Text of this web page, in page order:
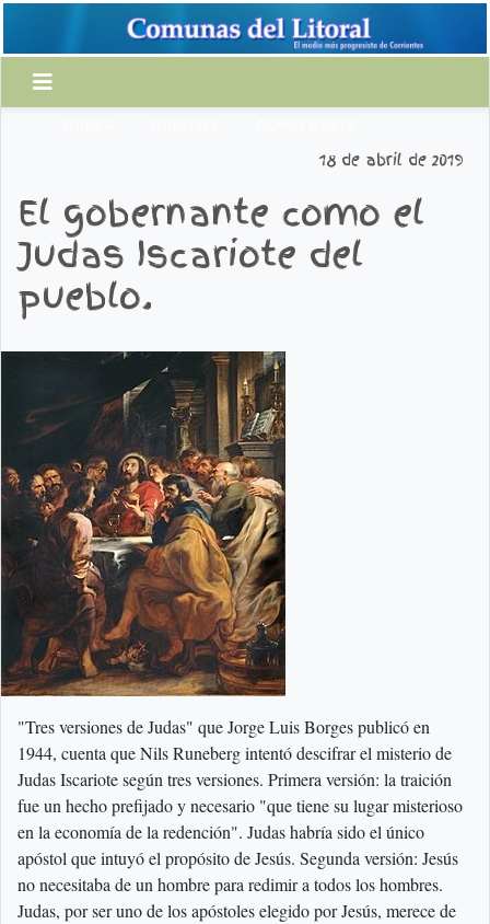
18 de abril de 2019
El gobernante como el
Judas Iscariote del
pueblo.
"Tres versiones de Judas" que Jorge Luis Borges publicó en
1944, cuenta que Nils Runeberg intentó descifrar el misterio de
Judas Iscariote según tres versiones. Primera versión: la traición
fue un hecho prefijado y necesario "que tiene su lugar misterioso
en la economía de la redención". Judas habría sido el único
apóstol que intuyó el propósito de Jesús. Segunda versión: Jesús
no necesitaba de un hombre para redimir a todos los hombres.
Judas, por ser uno de los apóstoles elegido por Jesús, merece de